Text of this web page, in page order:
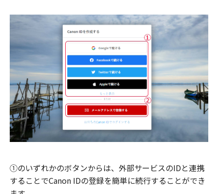
①のいずれかのボタンからは、外部サービスのIDと連携
することでCanon IDの登録を簡単に続行することができ